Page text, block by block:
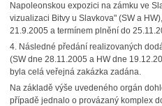
Napoleonskou expozici na zámku ve
vizualizaci Bitvy u Slavkova" (SW a
21.9.2005 a termínem plnění do
4. Následné předání realizovaných
(SW dne 28.11.2005 a HW dne
byla celá veřejná zakázka zadána.
Na základě výše uvedeného orgán
případě jednalo o provázaný komplex